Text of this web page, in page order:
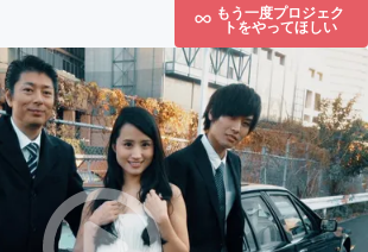
もう一度プロジェク
トをやってほしい